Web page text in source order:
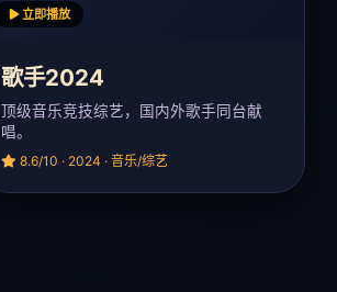
立即播放
歌手2024
顶级音乐竞技综艺，国内外歌手同台献
唱。
8.6/10 · 2024 · 音乐/综艺